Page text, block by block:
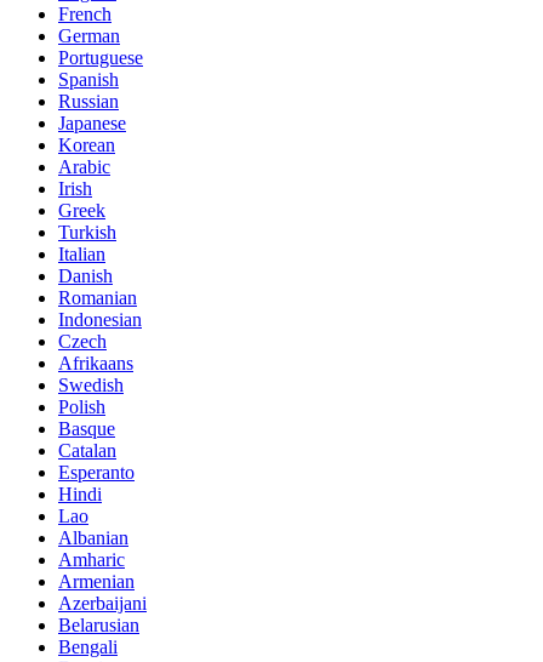
French
German
Portuguese
Spanish
Russian
Japanese
Korean
Arabic
Irish
Greek
Turkish
Italian
Danish
Romanian
Indonesian
Czech
Afrikaans
Swedish
Polish
Basque
Catalan
Esperanto
Hindi
Lao
Albanian
Amharic
Armenian
Azerbaijani
Belarusian
Bengali